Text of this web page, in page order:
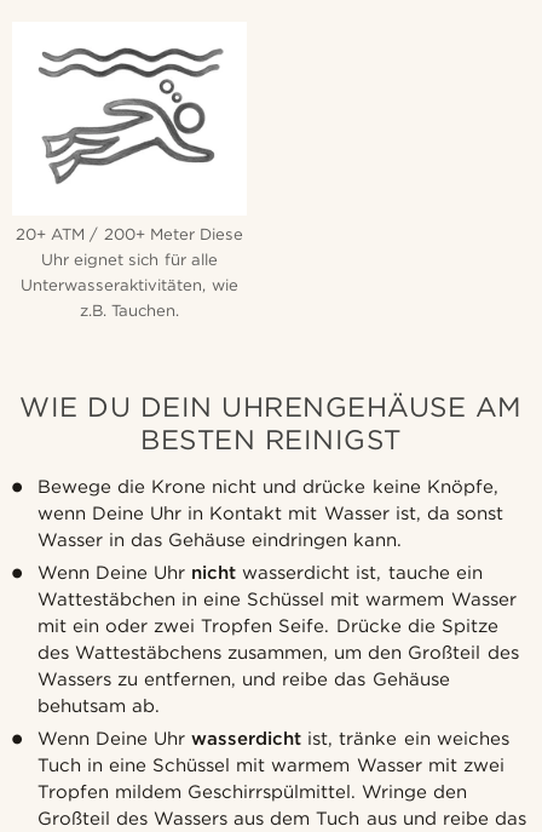
20+ ATM / 200+ Meter Diese
Uhr eignet sich für alle
Unterwasseraktivitäten, wie
z.B. Tauchen.
WIE DU DEIN UHRENGEHÄUSE AM
BESTEN REINIGST
Bewege die Krone nicht und drücke keine Knöpfe,
wenn Deine Uhr in Kontakt mit Wasser ist, da sonst
Wasser in das Gehäuse eindringen kann.
Wenn Deine Uhr nicht wasserdicht ist, tauche ein
Wattestäbchen in eine Schüssel mit warmem Wasser
mit ein oder zwei Tropfen Seife. Drücke die Spitze
des Wattestäbchens zusammen, um den Großteil des
Wassers zu entfernen, und reibe das Gehäuse
behutsam ab.
Wenn Deine Uhrwasserdicht ist, tränke ein weiches
Tuch in eine Schüssel mit warmem Wasser mit zwei
Tropfen mildem Geschirrspülmittel. Wringe den
Großteil des Wassers aus dem Tuch aus und reibe das